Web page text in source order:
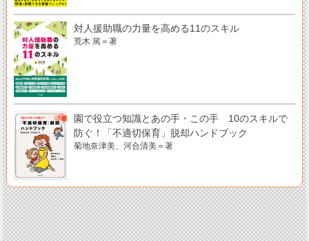
対人援助職の力量を高める11のスキル
荒木 篤＝著
園で役立つ知識とあの手・この手 10のスキルで
防ぐ！「不適切保育」脱却ハンドブック
菊地奈津美、河合清美＝著